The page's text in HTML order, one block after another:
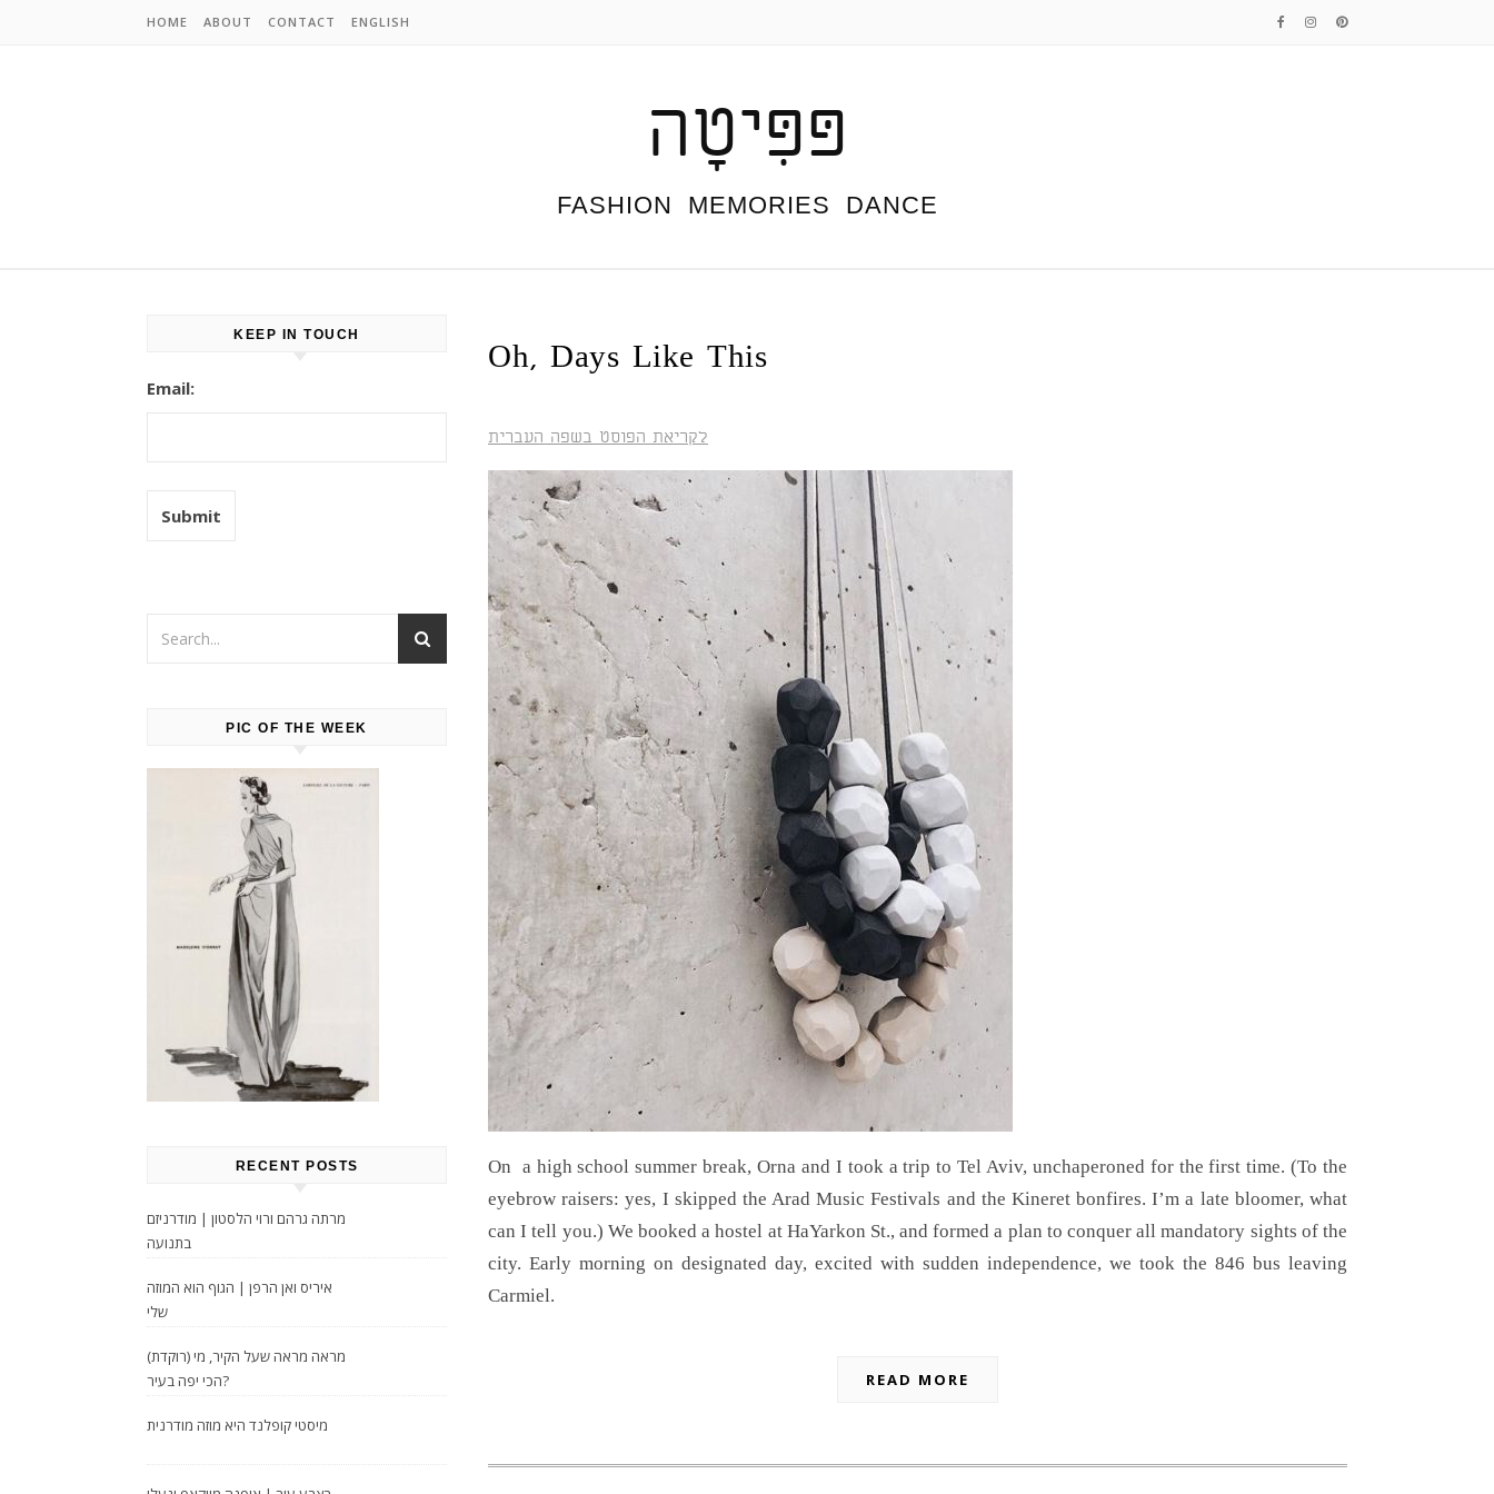
HOME ABOUT CONTACT ENGLISH
פּפִּיטָה
FASHION  MEMORIES  DANCE
KEEP IN TOUCH
Email:
PIC OF THE WEEK
RECENT POSTS
מרתה גרהם ורוי הלסטון | מודרניזם
בתנועה
איריס ואן הרפן | הגוף הוא המוזה
שלי
מראה מראה שעל הקיר, מי (רוקדת)
הכי יפה בעיר?
מיסטי קופלנד היא מוזה מודרנית
Oh, Days Like This
לקריאת הפוסט בשפה העברית
On a high school summer break, Orna and I took a trip to Tel Aviv, unchaperoned for the first time. (To the
eyebrow raisers: yes, I skipped the Arad Music Festivals and the Kineret bonfires. I’m a late bloomer, what
can I tell you.) We booked a hostel at HaYarkon St., and formed a plan to conquer all mandatory sights of the
city. Early morning on designated day, excited with sudden independence, we took the 846 bus leaving
Carmiel.
READ MORE